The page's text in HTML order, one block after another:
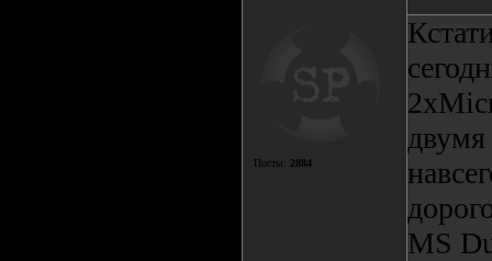
Посты: 2884
MS